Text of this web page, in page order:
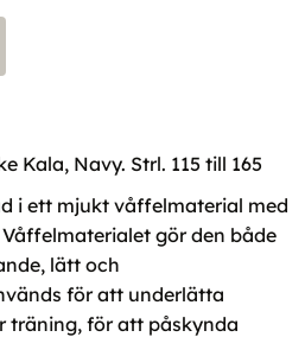
Kala, Navy. Strl. 115 till 165
i ett mjukt våffelmaterial med
gör den både
lätt och
för att underlätta
träning, för att påskynda